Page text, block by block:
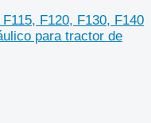
F120, F130, F140
para tractor de